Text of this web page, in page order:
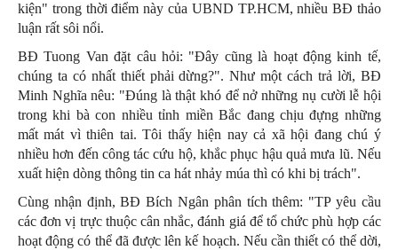
kiện" trong thời điểm này của UBND TP.HCM, nhiều BĐ thảo
luận rất sôi nổi.
BĐ Tuong Van đặt câu hỏi: "Đây cũng là hoạt động kinh tế,
chúng ta có nhất thiết phải dừng?". Như một cách trả lời, BĐ
Minh Nghĩa nêu: "Đúng là thật khó để nở những nụ cười lễ hội
trong khi bà con nhiều tỉnh miền Bắc đang chịu đựng những
mất mát vì thiên tai. Tôi thấy hiện nay cả xã hội đang chú ý
nhiều hơn đến công tác cứu hộ, khắc phục hậu quả mưa lũ. Nếu
xuất hiện dòng thông tin ca hát nhảy múa thì có khi bị trách".
Cùng nhận định, BĐ Bích Ngân phân tích thêm: "TP yêu cầu
các đơn vị trực thuộc cân nhắc, đánh giá để tổ chức phù hợp các
hoạt động có thể đã được lên kế hoạch. Nếu cần thiết có thể dời,